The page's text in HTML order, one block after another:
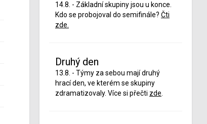
14.8. - Základní skupiny jsou u konce.
Kdo se probojoval do semifinále? Čti
zde.
Druhý den
13.8. - Týmy za sebou mají druhý
hrací den, ve kterém se skupiny
zdramatizovaly. Více si přečti zde